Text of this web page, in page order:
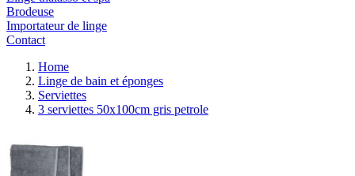
Brodeuse
Importateur de linge
Contact
Home
Linge de bain et éponges
Serviettes
3 serviettes 50x100cm gris petrole